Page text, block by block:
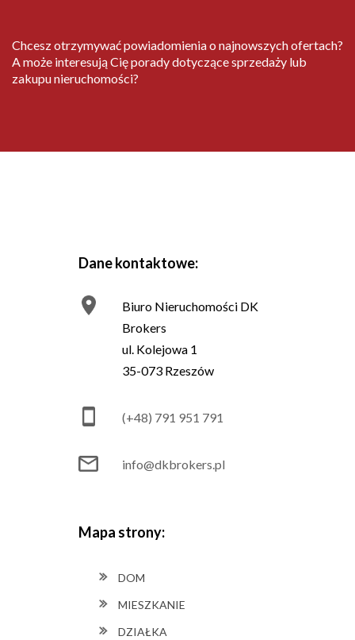
Chcesz otrzymywać powiadomienia o najnowszych ofertach?
A może interesują Cię porady dotyczące sprzedaży lub
zakupu nieruchomości?
Dane kontaktowe:
Biuro Nieruchomości DK
Brokers
ul. Kolejowa 1
35-073 Rzeszów
(+48) 791 951 791
info@dkbrokers.pl
Mapa strony:
DOM
MIESZKANIE
DZIAŁKA